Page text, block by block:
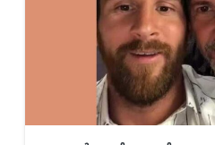
കേരളത്തിൽ
മാത്രമേ
മുരളീധരൻ